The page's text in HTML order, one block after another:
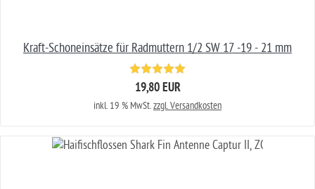
Kraft-Schoneinsätze für Radmuttern 1/2 SW 17 -19 - 21 mm
19,80 EUR
inkl. 19 % MwSt.zzgl. Versandkosten